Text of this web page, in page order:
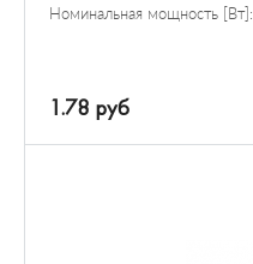
Номинальная мощность [Вт]:
1.78 руб